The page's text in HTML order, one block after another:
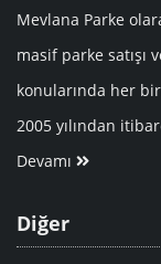
Mevlana Parke
masif parke satışı
konularında her
2005 yılından
Devamı
Diğer